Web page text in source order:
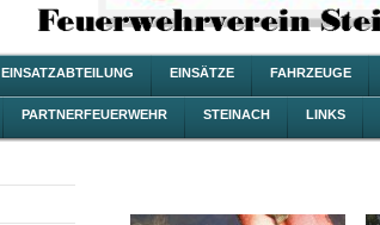
EINSATZABTEILUNG EINSÄTZE FAHRZEUGE
PARTNERFEUERWEHR STEINACH LINKS